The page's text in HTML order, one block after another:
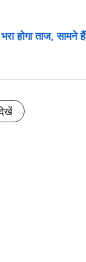
होगा ताज, सामने